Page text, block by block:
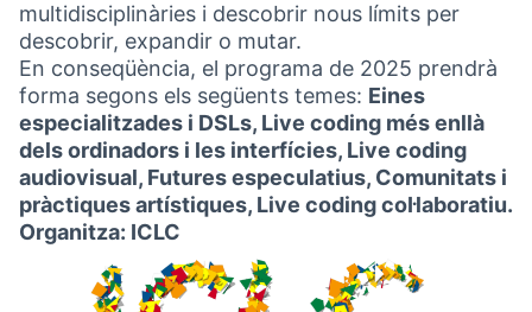
multidisciplinàries i descobrir nous límits per
descobrir, expandir o mutar.
En conseqüència, el programa de 2025 prendrà
forma segons els següents temes: Eines
especialitzades i DSLs, Live coding més enllà
dels ordinadors i les interfícies, Live coding
audiovisual, Futures especulatius, Comunitats i
pràctiques artístiques, Live coding col·laboratiu.
Organitza: ICLC